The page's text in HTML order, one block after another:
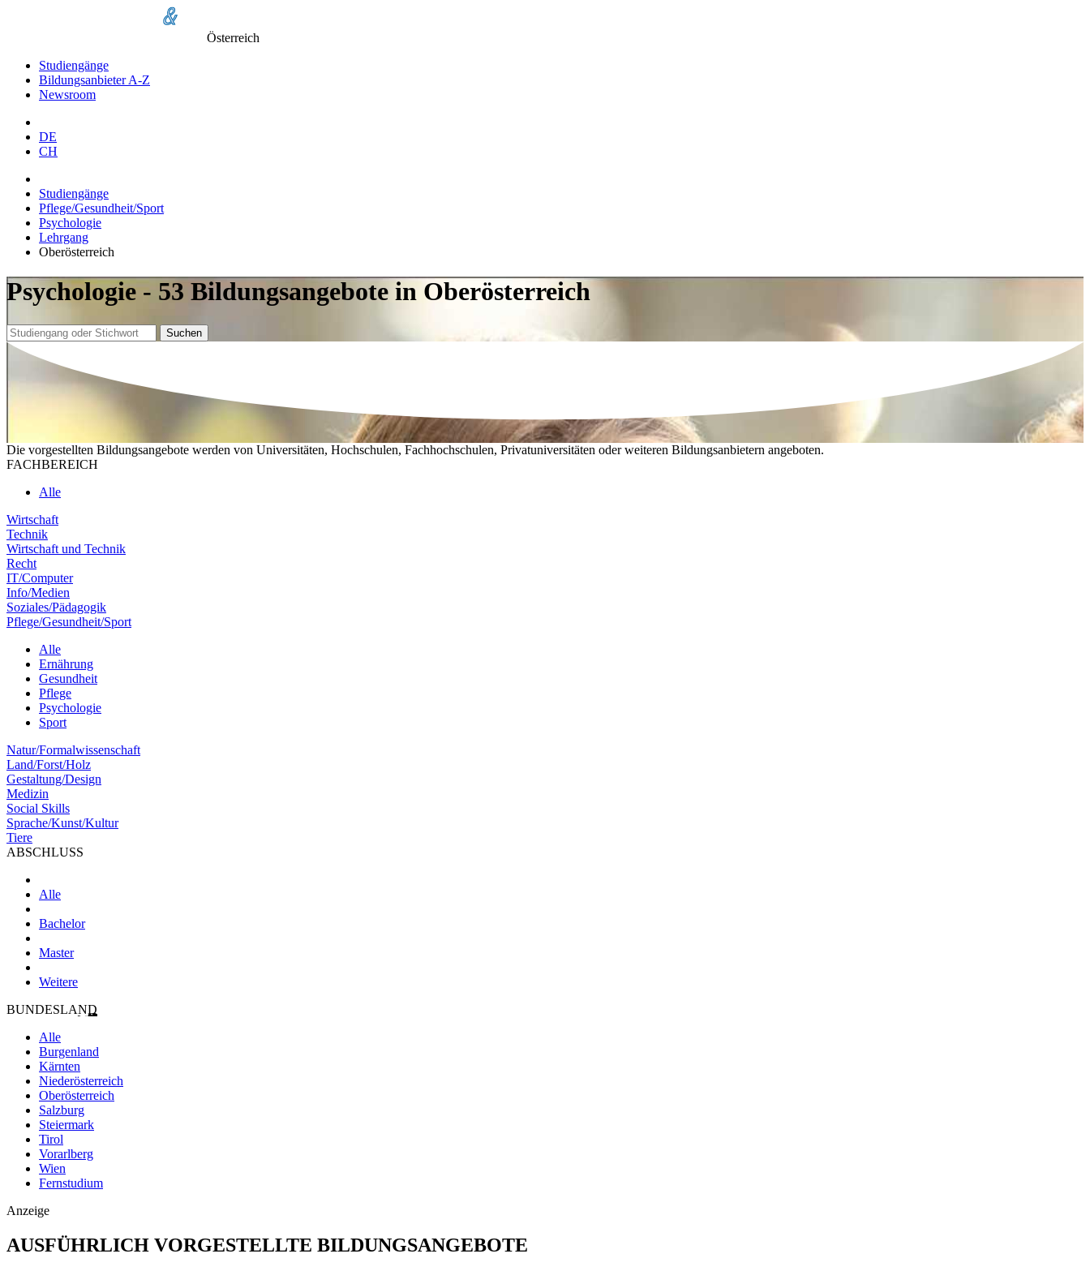
Österreich
Studiengänge
Bildungsanbieter A-Z
Newsroom
DE
CH
Studiengänge
Pflege/Gesundheit/Sport
Psychologie
Lehrgang
Oberösterreich
Psychologie - 53 Bildungsangebote in Oberösterreich
Suchen
Die vorgestellten Bildungsangebote werden von Universitäten, Hochschulen, Fachhochschulen, Privatuniversitäten oder weiteren Bildungsanbietern angeboten.
FACHBEREICH
Alle
Wirtschaft
Technik
Wirtschaft und Technik
Recht
IT/Computer
Info/Medien
Soziales/Pädagogik
Pflege/Gesundheit/Sport
Alle
Ernährung
Gesundheit
Pflege
Psychologie
Sport
Natur/Formalwissenschaft
Land/Forst/Holz
Gestaltung/Design
Medizin
Social Skills
Sprache/Kunst/Kultur
Tiere
ABSCHLUSS
Alle
Bachelor
Master
Weitere
BUNDESLAND
Alle
Burgenland
Kärnten
Niederösterreich
Oberösterreich
Salzburg
Steiermark
Tirol
Vorarlberg
Wien
Fernstudium
Anzeige
AUSFÜHRLICH VORGESTELLTE BILDUNGSANGEBOTE